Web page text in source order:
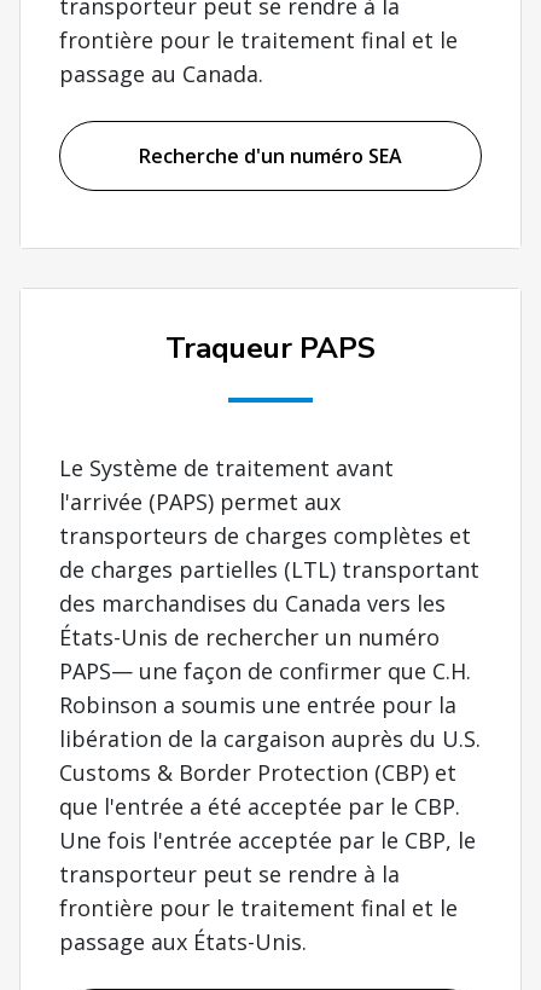
transporteur peut se rendre à la
frontière pour le traitement final et le
passage au Canada.
Recherche d'un numéro SEA
Traqueur PAPS
Le Système de traitement avant
l'arrivée (PAPS) permet aux
transporteurs de charges complètes et
de charges partielles (LTL) transportant
des marchandises du Canada vers les
États-Unis de rechercher un numéro
PAPS— une façon de confirmer que C.H.
Robinson a soumis une entrée pour la
libération de la cargaison auprès du U.S.
Customs & Border Protection (CBP) et
que l'entrée a été acceptée par le CBP.
Une fois l'entrée acceptée par le CBP, le
transporteur peut se rendre à la
frontière pour le traitement final et le
passage aux États-Unis.